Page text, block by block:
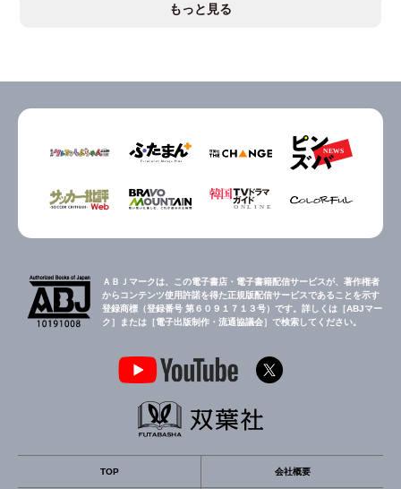
もっと見る
ＡＢＪマークは、この電子書店・電子書籍配信サービスが、著作権者
からコンテンツ使用許諾を得た正規版配信サービスであることを示す
登録商標（登録番号 第６０９１７１３号）です。詳しくは［ABJマー
ク］または［電子出版制作・流通協議会］で検索してください。
TOP 会社概要